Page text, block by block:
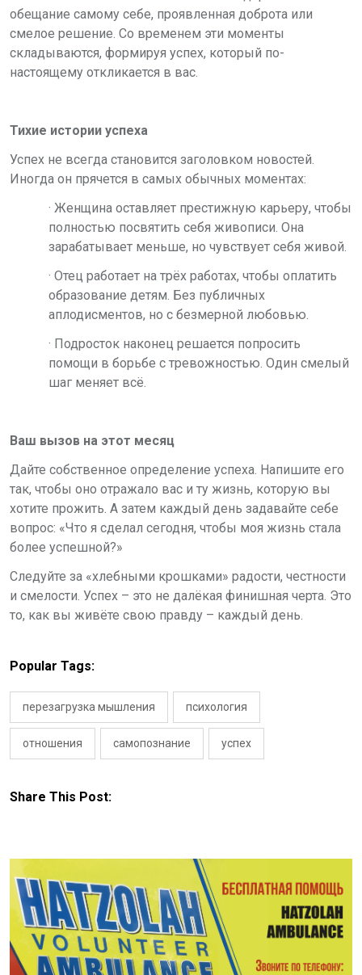
обещание самому себе, проявленная доброта или
смелое решение. Со временем эти моменты
складываются, формируя успех, который по-
настоящему откликается в вас.
Тихие истории успеха
Успех не всегда становится заголовком новостей.
Иногда он прячется в самых обычных моментах:
· Женщина оставляет престижную карьеру, чтобы
полностью посвятить себя живописи. Она
зарабатывает меньше, но чувствует себя живой.
· Отец работает на трёх работах, чтобы оплатить
образование детям. Без публичных
аплодисментов, но с безмерной любовью.
· Подросток наконец решается попросить
помощи в борьбе с тревожностью. Один смелый
шаг меняет всё.
Ваш вызов на этот месяц
Дайте собственное определение успеха. Напишите его
так, чтобы оно отражало вас и ту жизнь, которую вы
хотите прожить. А затем каждый день задавайте себе
вопрос: «Что я сделал сегодня, чтобы моя жизнь стала
более успешной?»
Следуйте за «хлебными крошками» радости, честности
и смелости. Успех – это не далёкая финишная черта. Это
то, как вы живёте свою правду – каждый день.
Popular Tags:
перезагрузка мышления психология
отношения самопознание успех
Share This Post: